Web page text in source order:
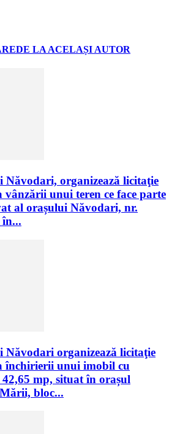
DE LA ACELAȘI AUTOR
organizează licitaţie
vânzării unui teren ce face parte
al orașului Năvodari, nr.
în...
organizează licitaţie
închirierii unui imobil cu
mp, situat în orașul
bloc...